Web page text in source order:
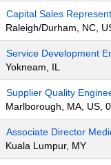
Capital Sales
Raleigh/Durham, NC,
Service Development
Yokneam, IL
Supplier Quality
Marlborough, MA, US,
Associate Director
Kuala Lumpur, MY